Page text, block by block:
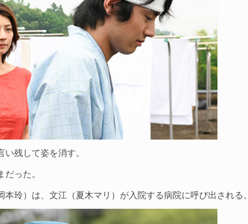
残して姿を消す。
った。
玲）は、文江（夏木マリ）が入院する病院に呼び出される。